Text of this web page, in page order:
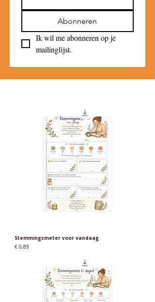
Abonneren
Ik wil me abonneren op je
mailinglijst.
Stemmingsmeter voor vandaag
Prijs
€ 0,89